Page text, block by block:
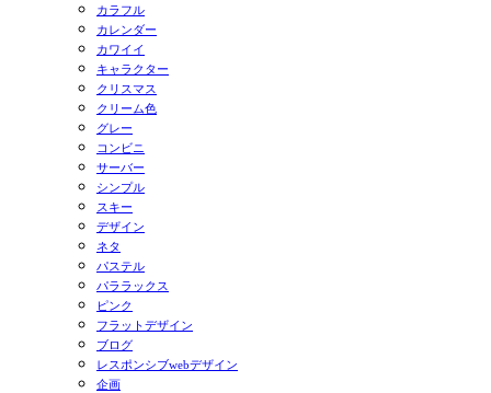
カラフル
カレンダー
カワイイ
キャラクター
クリスマス
クリーム色
グレー
コンビニ
サーバー
シンプル
スキー
デザイン
ネタ
パステル
パララックス
ピンク
フラットデザイン
ブログ
レスポンシブwebデザイン
企画